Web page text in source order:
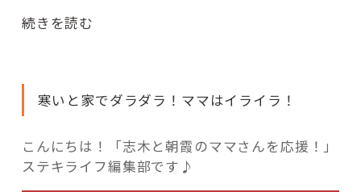
コーディネーター紹介
これからの暮らし 住み替え相談
“寒
の
で
ダ
ラ
続きを読む
寒いと家でダラダラ！ママはイライラ！
こんにちは！「志木と朝霞のママさんを応援！」
ステキライフ編集部です♪